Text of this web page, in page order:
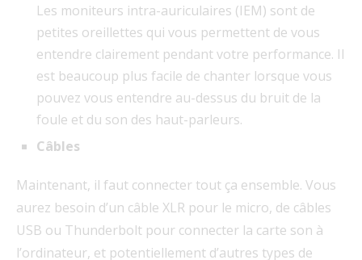
Les moniteurs intra-auriculaires (IEM) sont de
petites oreillettes qui vous permettent de vous
entendre clairement pendant votre performance. Il
est beaucoup plus facile de chanter lorsque vous
pouvez vous entendre au-dessus du bruit de la
foule et du son des haut-parleurs.
Câbles
Maintenant, il faut connecter tout ça ensemble. Vous
aurez besoin d’un câble XLR pour le micro, de câbles
USB ou Thunderbolt pour connecter la carte son à
l’ordinateur, et potentiellement d’autres types de